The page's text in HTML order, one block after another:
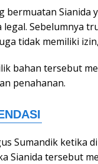
bermuatan Sianida
Sebelumnya
tidak memiliki
bahan tersebut
penahanan.
Sumandik ketika
Sianida tersebut